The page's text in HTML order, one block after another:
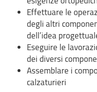
Effettuare le
degli altri
dell’idea
Eseguire le
dei diversi
Assemblare i
calzaturieri